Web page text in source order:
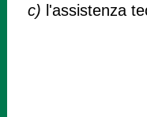
c) l'assistenza